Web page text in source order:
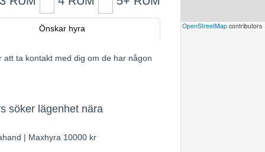
3
5
OpenStreetMap contributors
Önskar hyra
ta kontakt med dig om de har någon
söker lägenhet nära
| Maxhyra 10000 kr